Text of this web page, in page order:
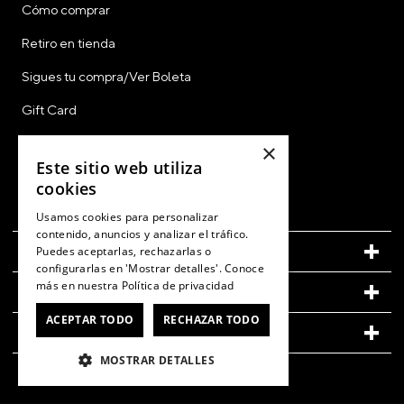
Cómo comprar
Retiro en tienda
Sigues tu compra/Ver Boleta
Gift Card
CyberMonday
Ver Boleta / Ticket de Cambio
CUENTA
LEGAL
CONOCE MÁS DE CROCS
×
Este sitio web utiliza
cookies
Usamos cookies para personalizar
contenido, anuncios y analizar el tráfico.
Puedes aceptarlas, rechazarlas o
configurarlas en 'Mostrar detalles'. Conoce
más en nuestra Política de privacidad
ACEPTAR TODO RECHAZAR TODO
MOSTRAR DETALLES